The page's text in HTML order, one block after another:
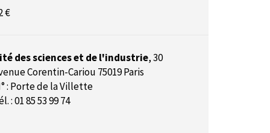
€
des sciences et de l'industrie,30
Corentin-Cariou 75019 Paris
: Porte de la Villette
: 01 85 53 99 74